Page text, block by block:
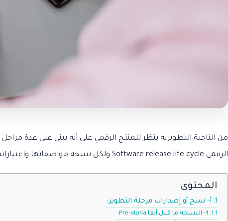
الرقمي Software release life cycle ولكل نسخة مواصفاتها واعتباراتها وأماكن استخدامها.
المحتوى
أ- نسخ أو إصدارات مرحلة التطوير:
1- النسخة ما قبل ألفا Pre-alpha: